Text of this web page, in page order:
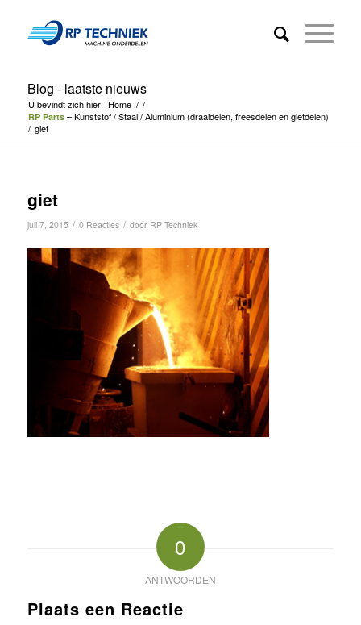
Blog - laatste nieuws
U bevindt zich hier: Home / /
RP Parts– Kunststof / Staal / Aluminium (draaidelen, freesdelen en gietdelen)
/ giet
giet
juli 7, 2015 / 0 Reacties / door RP Techniek
0
ANTWOORDEN
Plaats een Reactie